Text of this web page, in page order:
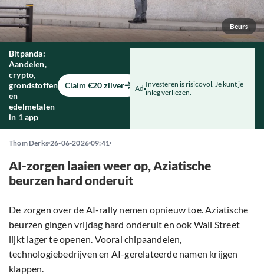
Beurs
Bitpanda:
Aandelen,
crypto,
grondstoffen
en
edelmetalen
in 1 app
Claim €20 zilver Ad Investeren is risicovol. Je kunt je
inleg verliezen.
Thom Derks 26-06-2026 09:41
AI-zorgen laaien weer op, Aziatische
beurzen hard onderuit
De zorgen over de AI-rally nemen opnieuw toe. Aziatische
beurzen gingen vrijdag hard onderuit en ook Wall Street
lijkt lager te openen. Vooral chipaandelen,
technologiebedrijven en AI-gerelateerde namen krijgen
klappen.